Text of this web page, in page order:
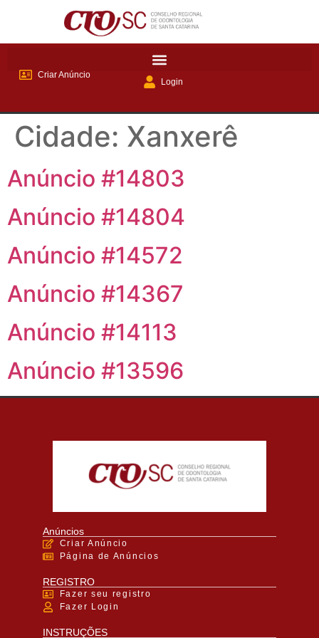
Criar Anúncio
Login
Cidade: Xanxerê
Anúncio #14803
Anúncio #14804
Anúncio #14572
Anúncio #14367
Anúncio #14113
Anúncio #13596
Anúncios
Criar Anúncio
Página de Anúncios
REGISTRO
Fazer seu registro
Fazer Login
INSTRUÇÕES